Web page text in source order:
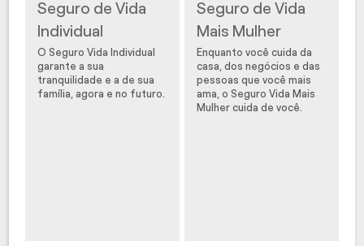
Seguro de Vida
Individual
O Seguro Vida Individual
garante a sua
tranquilidade e a de sua
família, agora e no futuro.
Seguro de Vida
Mais Mulher
Enquanto você cuida da
casa, dos negócios e das
pessoas que você mais
ama, o Seguro Vida Mais
Mulher cuida de você.